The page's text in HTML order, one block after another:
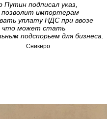
Путин подписал указ,
импортерам
уплату НДС при ввозе
что может стать
подспорьем для бизнеса.
Сникеро